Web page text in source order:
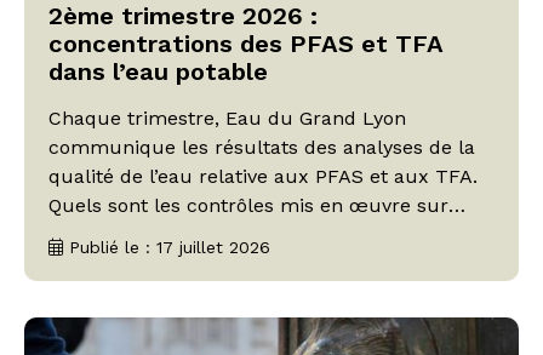
2ème trimestre 2026 :
concentrations des PFAS et TFA
dans l’eau potable
Chaque trimestre, Eau du Grand Lyon
communique les résultats des analyses de la
qualité de l’eau relative aux PFAS et aux TFA.
Quels sont les contrôles mis en œuvre sur
notre territoire ? Quelles sont les mesures
relevées sur l’eau distribuée ? Eau du Grand
Un […]
Publié le : 17 juillet 2026